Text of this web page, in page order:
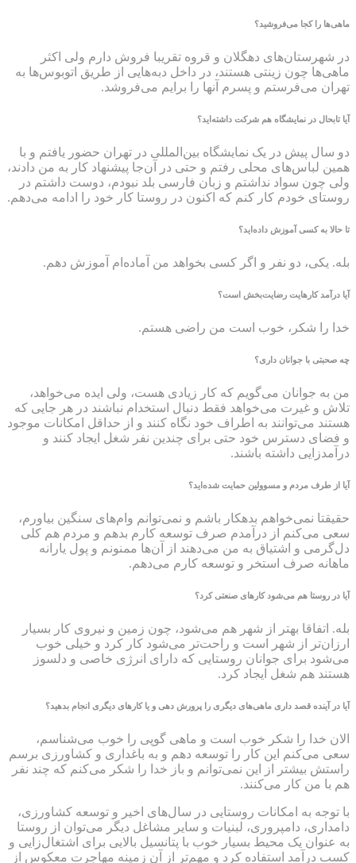
ماهی‌ها را کجا می‌فروشید؟
در شهرستان‌های دهگلان و قروه تقریبا فروش دارم ولی اکثر
ماهی‌ها چون زینتی هستند، در داخل دبه‌هایی از طریق اتوبوس‌ها به
تهران می‌فرستم و پسرم آنها را برایم می‌فروشد.
آیا تابحال در نمایشگاه هم شرکت داشته‌اید؟
دو سال پیش در یک نمایشگاه بین‌المللی در تهران حضور یافتم و با
همین لباس‌های محلی رفتم و حتی در آن‌جا پیشنهاد کار به من دادند،
ولی چون سواد نداشتم و زبان فارسی بلد نبودم، دوست داشتم در
روستای خودم کار کنم که اکنون در روستا کار خود را ادامه می‌دهم.
تا حالا به کسی آموزش داده‌اید؟
بله. یکی، دو نفر و اگر کسی بخواهد من آماده‌ام آموزش دهم.
آیا درآمد کارهایت رضایت‌بخش است؟
خدا را شکر، خوب است من راضی هستم.
چه صحبتی با جوانان داری؟
من به جوانان می‌گویم که کار زیادی هست، ولی ایده می‌خواهد،
تلاش و غیرت می‌خواهد فقط دنبال استخدام نباشند در هر جایی که
هستند می‌توانند به اطراف خود نگاه کنند و از حداقل امکانات موجود
و فضای دسترس خود حتی برای چندین نفر شغل ایجاد کنند و
درآمدزایی داشته باشند.
آیا از طرف مردم و مسوولین حمایت شده‌اید؟
حقیقتا نمی‌خواهم بدهکار باشم و نمی‌توانم وام‌های سنگین بیاورم،
سعی می‌کنم از درآمدم صرف توسعه کارم بدهم و مردم هم کلی
دل‌گرمی و اشتیاق به من می‌دهند از آن‌ها ممنونم و پول یارانه
ماهانه صرف استخر و توسعه کارم می‌دهم.
آیا در روستا هم می‌شود کارهای صنعتی کرد؟
بله. اتفاقا بهتر از شهر هم می‌شود، چون زمین و نیروی کار بسیار
ارزان‌تر از شهر است و راحت‌تر می‌شود کار کرد و خیلی خوب
می‌شود برای جوانان روستایی که دارای انرژی خاصی و دلسوز
هستند هم شغل ایجاد کرد.
آیا در آینده قصد داری ماهی‌های دیگری را پرورش دهی و یا کارهای دیگری انجام بدهید؟
الان خدا را شکر خوب است و ماهی گوپی را خوب می‌شناسم،
سعی می‌کنم این کار را توسعه دهم و به باغداری و کشاورزی برسم
راستش بیشتر از این نمی‌توانم و باز خدا را شکر می‌کنم که چند نفر
هم با من کار می‌کنند.
با توجه به امکانات روستایی در سال‌های اخیر و توسعه کشاورزی،
دامداری، دامپروری، لبنیات و سایر مشاغل دیگر می‌توان از روستا
به عنوان یک محیط بسیار خوب با پتانسیل بالایی برای اشتغال‌زایی و
کسب درآمد استفاده کرد و مهم‌تر از آن زمینه مهاجرت معکوس از